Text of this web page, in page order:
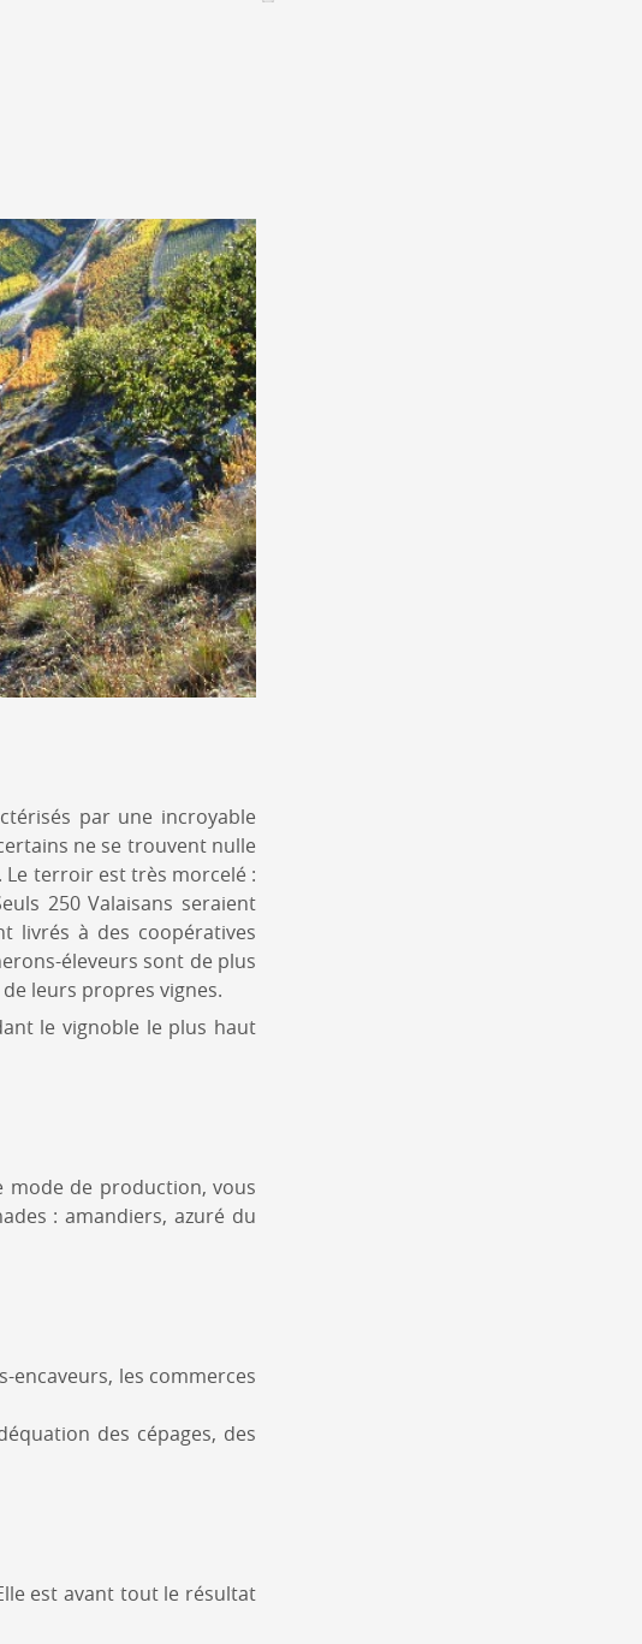
Annoncer une nouvelle société
Lire et/ou s'inscrire à la newsletter
Figurer sur notre newsletter
Boîtes à idées
par une incroyable
ne se trouvent nulle
Le terroir est très morcelé :
250 Valaisans seraient
livrés à des coopératives
éleveurs sont de plus
leurs propres vignes.
le vignoble le plus haut
mode de production, vous
: amandiers, azuré du
encaveurs, les commerces
des cépages, des
est avant tout le résultat